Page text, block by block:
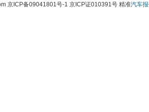
京ICP备09041801号-1 京ICP证010391号 精准汽车